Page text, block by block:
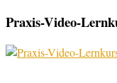
Praxis-Video-